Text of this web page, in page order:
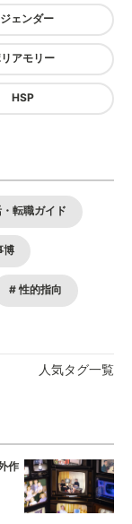
ェンダー
アモリー
HSP
転職ガイド
博
性的指向
人気タグ一覧
作